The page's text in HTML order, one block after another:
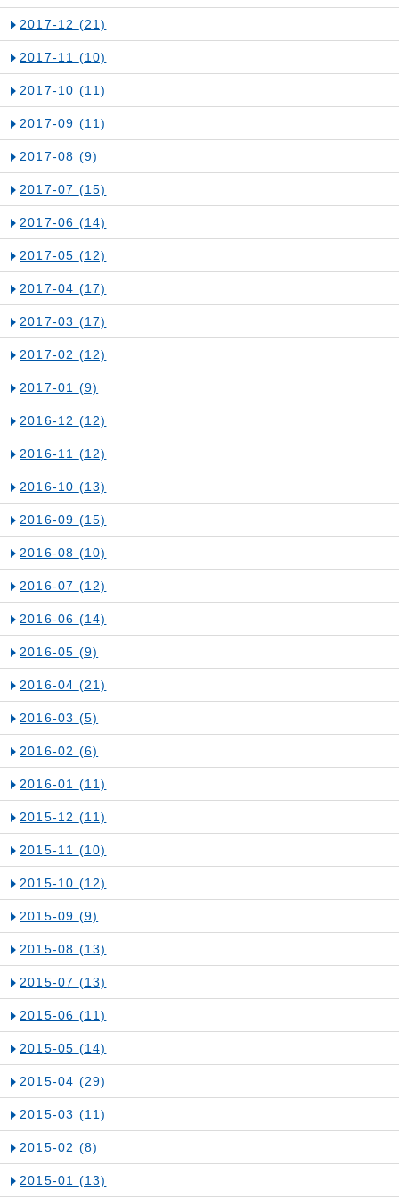
2017-12 (21)
2017-11 (10)
2017-10 (11)
2017-09 (11)
2017-08 (9)
2017-07 (15)
2017-06 (14)
2017-05 (12)
2017-04 (17)
2017-03 (17)
2017-02 (12)
2017-01 (9)
2016-12 (12)
2016-11 (12)
2016-10 (13)
2016-09 (15)
2016-08 (10)
2016-07 (12)
2016-06 (14)
2016-05 (9)
2016-04 (21)
2016-03 (5)
2016-02 (6)
2016-01 (11)
2015-12 (11)
2015-11 (10)
2015-10 (12)
2015-09 (9)
2015-08 (13)
2015-07 (13)
2015-06 (11)
2015-05 (14)
2015-04 (29)
2015-03 (11)
2015-02 (8)
2015-01 (13)